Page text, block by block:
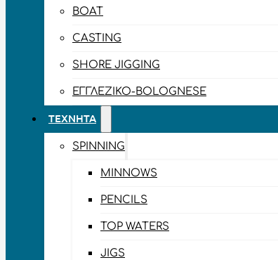
BOAT
CASTING
SHORE JIGGING
ΕΓΓΛΈΖΙΚΟ-BOLOGNESE
ΤΕΧΝΗΤΆ
SPINNING
MINNOWS
PENCILS
TOP WATERS
JIGS